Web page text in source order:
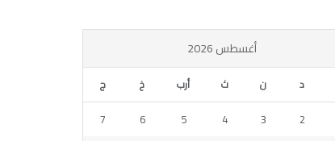
أغسطس 2026
د ن ث أرب خ ج
2
3
4
5
6
7